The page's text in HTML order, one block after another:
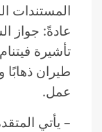
المستندات
عادةً: جواز
طيران
عمل.
– يأتي